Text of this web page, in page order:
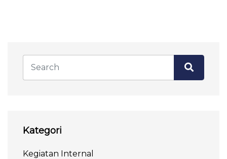
Kategori
Kegiatan Internal